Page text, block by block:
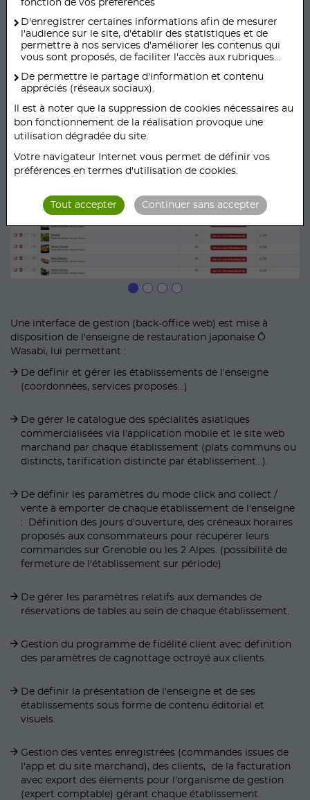
Interface de Gestion web de
l'enseigne
Une interface de gestion (back-office web) est mise à
disposition de l'enseigne de restauration japonaise Ô
Wasabi, lui permettant :
De définir et gérer les établissements de l'enseigne
(coordonnées, services proposés...)
De gérer le catalogue des spécialités asiatiques
commercialisées via l'application mobile et le site web
marchand par chaque établissement (plats communs ou
distincts, tarification distincte par établissement...).
De définir les paramètres du mode click and collect /
vente à emporter de chaque établissement de l'enseigne
: Définition des jours d'ouverture, des créneaux horaires
proposés aux consommateurs pour récupérer leurs
commandes sur Grenoble ou les 2 Alpes. (possibilité de
fermeture de l'établissement sur période)
De gérer les paramètres relatifs aux demandes de
réservations de tables au sein de chaque établissement.
Gestion du programme de fidélité client avec définition
des paramètres de cagnottage octroyé aux clients.
De définir la présentation de l'enseigne et de ses
établissements sous forme de contenu éditorial et
visuels.
Gestion des ventes enregistrées (commandes issues de
l'app et du site marchand), des clients, de la facturation
avec export des éléments pour l'organisme de gestion
(expert comptable) gérant chaque établissement.
fonction de vos préférences
D'enregistrer certaines informations afin de mesurer
l'audience sur le site, d'établir des statistiques et de
permettre à nos services d'améliorer les contenus qui
vous sont proposés, de faciliter l'accès aux rubriques...
De permettre le partage d'information et contenu
appréciés (réseaux sociaux).
Il est à noter que la suppression de cookies nécessaires au
bon fonctionnement de la réalisation provoque une
utilisation dégradée du site.
Votre navigateur Internet vous permet de définir vos
préférences en termes d'utilisation de cookies.
Tout accepter Continuer sans accepter